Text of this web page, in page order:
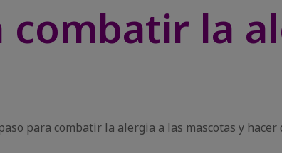
combatir la
para combatir la alergia a las mascotas y hacer